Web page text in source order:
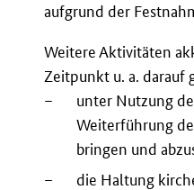
aufgrund der
Weitere Aktivitäten
Zeitpunkt u. a. darauf
–
unter Nutzung
Weiterführung
bringen und
–
die Haltung